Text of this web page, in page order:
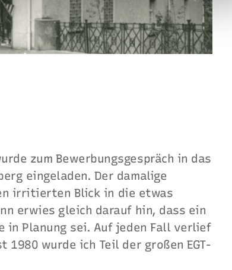
zum Bewerbungsgespräch in das
eingeladen. Der damalige
irritierten Blick in die etwas
erwies gleich darauf hin, dass ein
in Planung sei. Auf jeden Fall verlief
1980 wurde ich Teil der großen EGT-